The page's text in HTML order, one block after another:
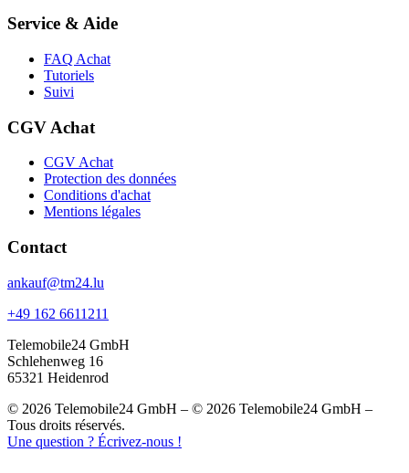
Service & Aide
FAQ Achat
Tutoriels
Suivi
CGV Achat
CGV Achat
Protection des données
Conditions d'achat
Mentions légales
Contact
ankauf@tm24.lu
+49 162 6611211
Telemobile24 GmbH
Schlehenweg 16
65321 Heidenrod
© 2026 Telemobile24 GmbH – © 2026 Telemobile24 GmbH –
Tous droits réservés.
Une question ? Écrivez-nous !